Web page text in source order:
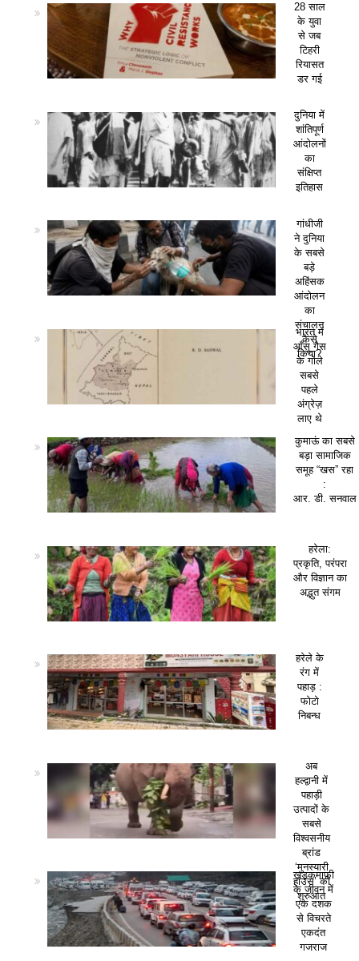
28 साल
के युवा
से जब
टिहरी
रियासत
डर गई
दुनिया में
शांतिपूर्ण
आंदोलनों
का
संक्षिप्त
इतिहास
गांधीजी
ने दुनिया
के सबसे
बड़े
अहिंसक
आंदोलन
का
संचालन
कैसे
किया?
भारत में
आँसू गैस
के गोले
सबसे
पहले
अंग्रेज़
लाए थे
कुमाऊं का सबसे
बड़ा सामाजिक
समूह “खस” रहा
:
आर. डी. सनवाल
हरेला:
प्रकृति, परंपरा
और विज्ञान का
अद्भुत संगम
हरेले के
रंग में
पहाड़ :
फोटो
निबन्ध
अब
हल्द्वानी में
पहाड़ी
उत्पादों के
सबसे
विश्वसनीय
ब्रांड
‘मुनस्यारी
हाउस’ की
शुरुआत
खड़कमाफी
के जीवन में
एक दशक
से विचरते
एकदंत
गजराज